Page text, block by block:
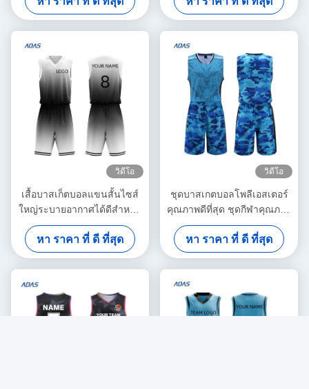
วิดีโอ
เสื้อบาสเก็ตบอลแขนสั้นไซส์
ใหญ่ระบายอากาศได้ดีสำหรับ
ทุกเพศ พร้อมดีไซน์ปักลาย
ล่าสุด
หา ราคา ที่ ดี ที่สุด
วิดีโอ
ชุดบาสเกตบอลโพลีเอสเตอร์
คุณภาพดีที่สุด ชุดกีฬาคุณภาพ
สูงสั่งทำพิเศษลายพราง ชุด
บาสเกตบอลสำหรับผู้ชาย
บริการ OEM
หา ราคา ที่ ดี ที่สุด